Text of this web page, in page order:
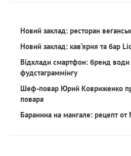
Новий заклад: ресторан
Новий заклад: кав‘ярня та бар
Відклади смартфон: бренд води
фудстаграммінгу
Шеф-повар Юрий Ковриженко
повара
Баранина на мангале: рецепт